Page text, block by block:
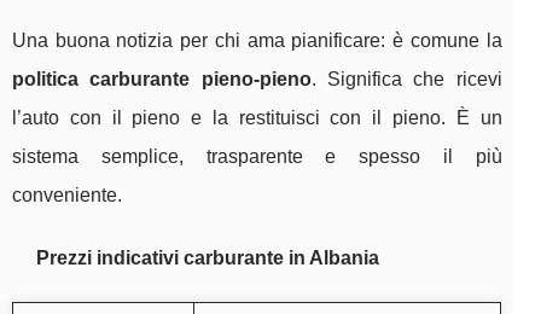
Una buona notizia per chi ama pianificare: è comune la
politica carburante pieno-pieno. Significa che ricevi
l’auto con il pieno e la restituisci con il pieno. È un
sistema semplice, trasparente e spesso il più
conveniente.
Prezzi indicativi carburante in Albania